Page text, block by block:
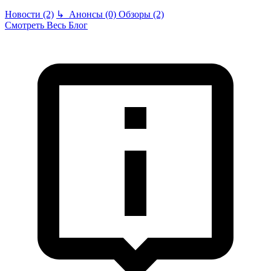
Новости (2) ↳ Анонсы (0) Обзоры (2)
Смотреть Весь Блог